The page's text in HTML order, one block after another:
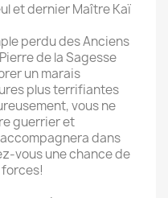
et dernier Maître Kaï
perdu des Anciens
de la Sagesse
un marais
plus terrifiantes
vous ne
guerrier et
dans
vous une chance de